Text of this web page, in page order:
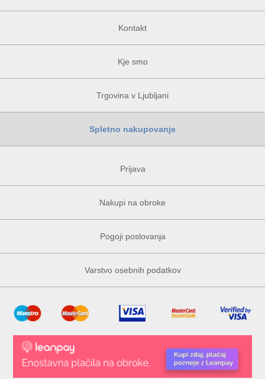
Kontakt
Kje smo
Trgovina v Ljubljani
Spletno nakupovanje
Prijava
Nakupi na obroke
Pogoji poslovanja
Varstvo osebnih podatkov